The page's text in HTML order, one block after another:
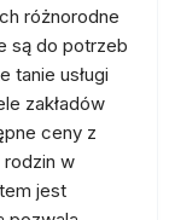
różnorodne
są do potrzeb
tanie usługi
zakładów
ceny z
w
jest